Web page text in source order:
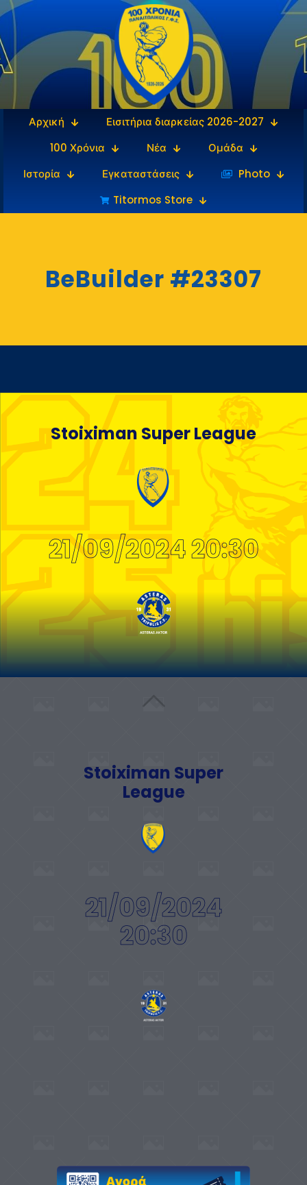
Αρχική
Εισιτήρια διαρκείας 2026-2027
100 Χρόνια
Νέα
Ομάδα
Ιστορία
Εγκαταστάσεις
‎‏‏‎ ‎Photo
Titormos Store
BeBuilder #23307
Stoiximan Super League
21/09/2024 20:30
Stoiximan Super
League
21/09/2024
20:30